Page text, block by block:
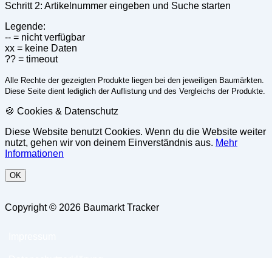
Schritt 2: Artikelnummer eingeben und Suche starten
Legende:
-- = nicht verfügbar
xx = keine Daten
?? = timeout
Alle Rechte der gezeigten Produkte liegen bei den jeweiligen Baumärkten.
Diese Seite dient lediglich der Auflistung und des Vergleichs der Produkte.
🍪 Cookies & Datenschutz
Diese Website benutzt Cookies. Wenn du die Website weiter
nutzt, gehen wir von deinem Einverständnis aus. Mehr
Informationen
OK
Copyright © 2026 Baumarkt Tracker